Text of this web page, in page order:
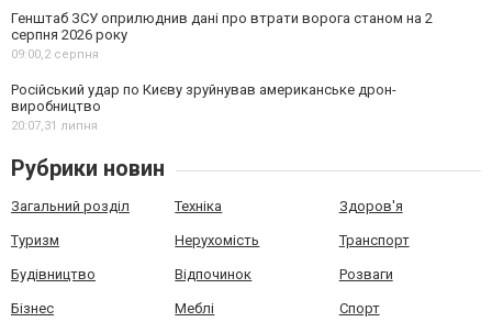
Генштаб ЗСУ оприлюднив дані про втрати ворога станом на 2
серпня 2026 року
09:00,2 серпня
Російський удар по Києву зруйнував американське дрон-
виробництво
20:07,31 липня
Рубрики новин
Загальний розділ Техніка Здоров'я
Туризм Нерухомість Транспорт
Будівництво Відпочинок Розваги
Бізнес Меблі Спорт